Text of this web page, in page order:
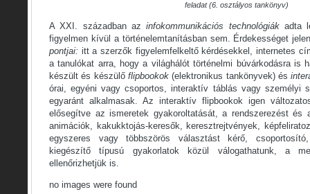
feladat (6. osztályos tankönyv)
A XXI. században azinfokommunikációs technológiákadta
figyelmen kívül a történelemtanításban sem. Érdekességet
pontjai: itt a szerzők figyelemfelkeltő kérdésekkel, internetes
a tanulókat arra, hogy a világhálót történelmi búvárkodásra is
készült és készülő flipbookok(elektronikus tankönyvek) és
órai, egyéni vagy csoportos, interaktív táblás vagy személyi
egyaránt alkalmasak. Az interaktív flipbookok igen
elősegítve az ismeretek gyakoroltatását, a rendszerezést és
animációk, kakukktojás-keresők, keresztrejtvények,
egyszeres vagy többszörös választást kérő,
kiegészítő típusú gyakorlatok közül válogathatunk, a
ellenőrizhetjük is.
no images were found